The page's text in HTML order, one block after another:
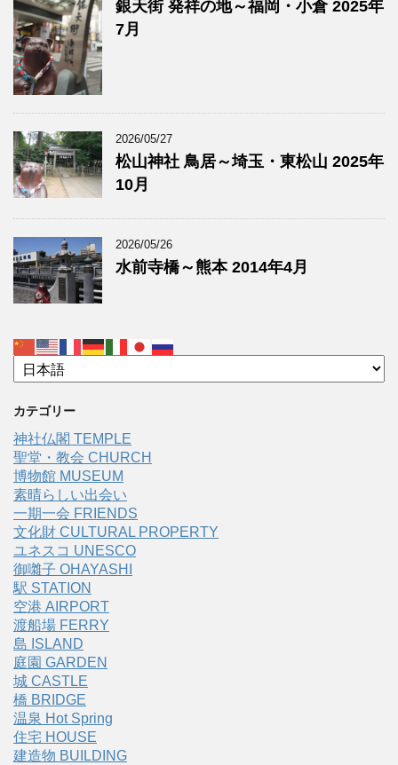
銀天街 発祥の地～福岡・小倉 2025年
7月
2026/05/27
松山神社 鳥居～埼玉・東松山 2025年
10月
2026/05/26
水前寺橋～熊本 2014年4月
カテゴリー
神社仏閣 TEMPLE
聖堂・教会 CHURCH
博物館 MUSEUM
素晴らしい出会い
一期一会 FRIENDS
文化財 CULTURAL PROPERTY
ユネスコ UNESCO
御囃子 OHAYASHI
駅 STATION
空港 AIRPORT
渡船場 FERRY
島 ISLAND
庭園 GARDEN
城 CASTLE
橋 BRIDGE
温泉 Hot Spring
住宅 HOUSE
建造物 BUILDING